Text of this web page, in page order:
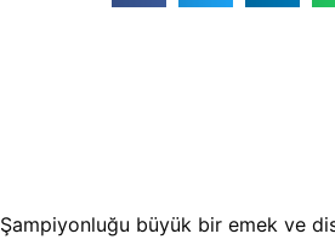
Şampiyonluğu büyük bir emek ve